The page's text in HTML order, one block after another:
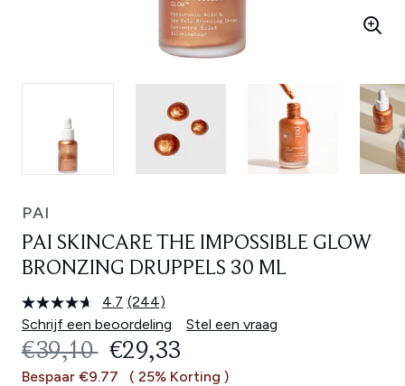
PAI
PAI SKINCARE THE IMPOSSIBLE GLOW
BRONZING DRUPPELS 30 ML
4.7 Lees
244
beoordelingen.
Dezelfde
paginalink.
(244)
Schrijf een beoordeling
Stel een vraag
RECOMMENDED RETAIL PRICE:
€39,10 HUIDIGE PRIJS:
€29,33
Bespaar €9.77 ( 25% Korting )